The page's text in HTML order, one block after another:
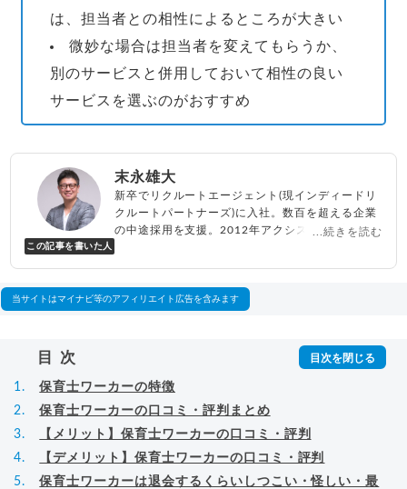
は、担当者との相性によるところが大きい
微妙な場合は担当者を変えてもらうか、
別のサービスと併用しておいて相性の良い
サービスを選ぶのがおすすめ
この記事を書いた人
末永雄大
新卒でリクルートエージェント(現インディードリ
クルートパートナーズ)に入社。数百を超える企業
の中途採用を支援。2012年アクシス(株)設立、代
べらない転職エージェント
...続きを読む
当サイトはマイナビ等のアフィリエイト広告を含みます
目次
保育士ワーカーの特徴
保育士ワーカーの口コミ・評判まとめ
【メリット】保育士ワーカーの口コミ・評判
【デメリット】保育士ワーカーの口コミ・評判
保育士ワーカーは退会するくらいしつこい・怪しい・最